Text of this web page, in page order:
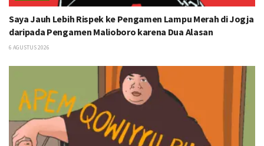
Saya Jauh Lebih Rispek ke Pengamen Lampu Merah di Jogja
daripada Pengamen Malioboro karena Dua Alasan
6 AGUSTUS 2026